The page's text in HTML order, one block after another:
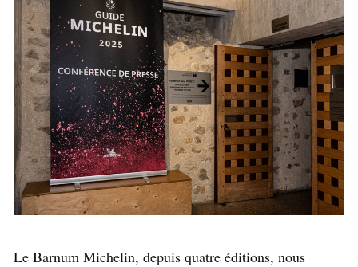
Le Barnum Michelin, depuis quatre éditions, nous